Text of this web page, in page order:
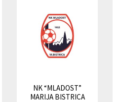
NK “MLADOST”
MARIJA BISTRICA